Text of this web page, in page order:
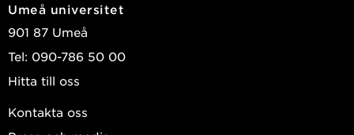
Umeå universitet
901 87 Umeå
Tel: 090-786 50 00
Hitta till oss
Kontakta oss